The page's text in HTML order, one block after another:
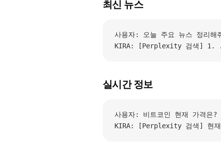
최신 뉴스
사용자: 오늘 주요 뉴스 정리해
KIRA: [Perplexity 검색]
실시간 정보
사용자: 비트코인 현재 가격은?
KIRA: [Perplexity 검색] 현재